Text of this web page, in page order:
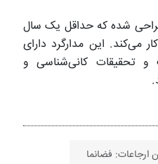
به گونه‌ای طراحی شده که حداقل یک سال
زمینی کار می‌کند. این مدارگرد دارای
و تحقیقات کانی‌شناسی و
ارجاعات: فضانما